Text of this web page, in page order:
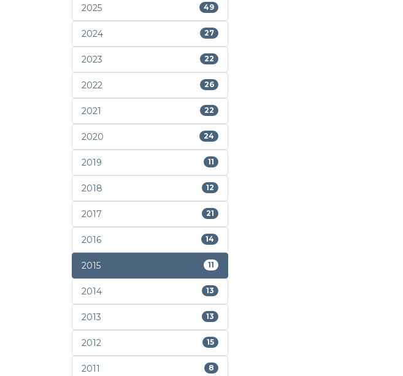
2025 49
2024 27
2023 22
2022 26
2021 22
2020 24
2019 11
2018 12
2017 21
2016 14
2015 11
2014 13
2013 13
2012 15
2011 8